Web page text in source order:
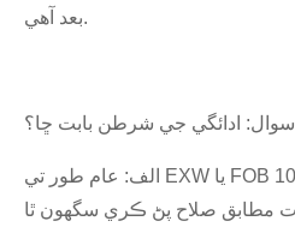
بعد آهي.
سوال: ادائگي جي شرطن بابت ڇا؟
الف: عام طور تي EXW يا FOB شينزين 100٪ T/T اڳواٽ، ۽